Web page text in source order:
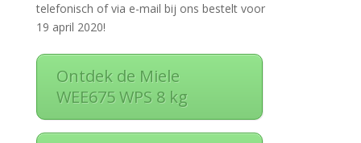
telefonisch of via e-mail bij ons bestelt voor
19 april 2020!
Ontdek de Miele
WEE675 WPS 8 kg